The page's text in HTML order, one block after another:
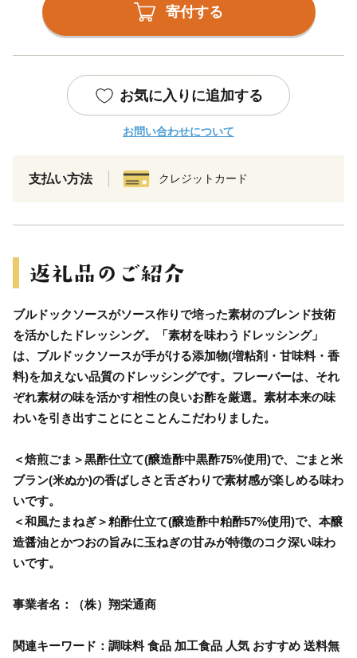
寄付する
お気に入りに追加する
お問い合わせについて
支払い方法 クレジットカード
ブルドックソースがソース作りで培った素材のブレンド技術
を活かしたドレッシング。「素材を味わうドレッシング」
は、ブルドックソースが手がける添加物(増粘剤・甘味料・香
料)を加えない品質のドレッシングです。フレーバーは、それ
ぞれ素材の味を活かす相性の良いお酢を厳選。素材本来の味
わいを引き出すことにとことんこだわりました。
＜焙煎ごま＞黒酢仕立て(醸造酢中黒酢75%使用)で、ごまと米
ブラン(米ぬか)の香ばしさと舌ざわりで素材感が楽しめる味わ
いです。
＜和風たまねぎ＞粕酢仕立て(醸造酢中粕酢57%使用)で、本醸
造醤油とかつおの旨みに玉ねぎの甘みが特徴のコク深い味わ
いです。
事業者名：（株）翔栄通商
関連キーワード：調味料 食品 加工食品 人気 おすすめ 送料無